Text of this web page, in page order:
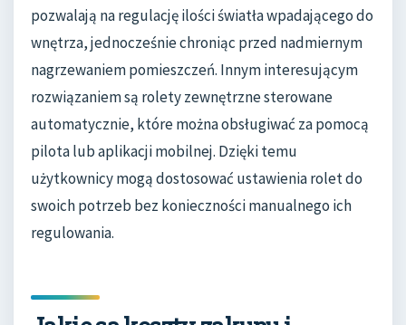
pozwalają na regulację ilości światła wpadającego do
wnętrza, jednocześnie chroniąc przed nadmiernym
nagrzewaniem pomieszczeń. Innym interesującym
rozwiązaniem są rolety zewnętrzne sterowane
automatycznie, które można obsługiwać za pomocą
pilota lub aplikacji mobilnej. Dzięki temu
użytkownicy mogą dostosować ustawienia rolet do
swoich potrzeb bez konieczności manualnego ich
regulowania.